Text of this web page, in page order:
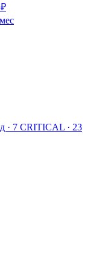
· 7 CRITICAL · 23